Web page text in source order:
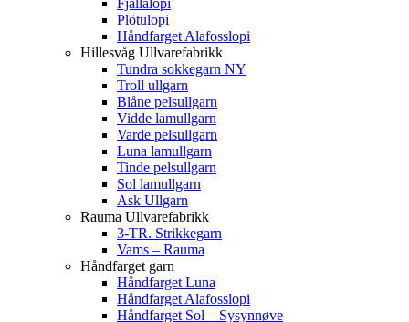
Fjallalopi
Plötulopi
Håndfarget Alafosslopi
Hillesvåg Ullvarefabrikk
Tundra sokkegarn NY
Troll ullgarn
Blåne pelsullgarn
Vidde lamullgarn
Varde pelsullgarn
Luna lamullgarn
Tinde pelsullgarn
Sol lamullgarn
Ask Ullgarn
Rauma Ullvarefabrikk
3-TR. Strikkegarn
Vams – Rauma
Håndfarget garn
Håndfarget Luna
Håndfarget Alafosslopi
Håndfarget Sol – Sysynnøve